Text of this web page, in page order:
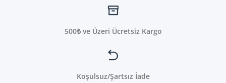
500₺ ve Üzeri Ücretsiz Kargo
Koşulsuz/Şartsız İade